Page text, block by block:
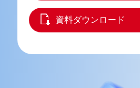
資料ダウンロード